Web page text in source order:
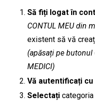
Să fiți logat în
CONTUL MEU din
existent să vă
(apăsați pe butonul
MEDICI)
Vă autentificați
Selectați